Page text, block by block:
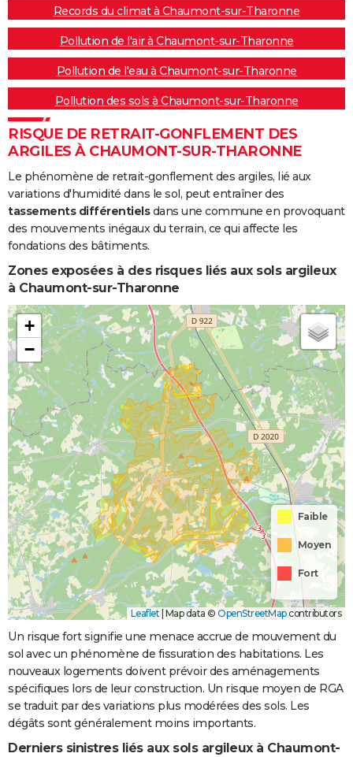
Records du climat à Chaumont-sur-Tharonne
Pollution de l'air à Chaumont-sur-Tharonne
Pollution de l'eau à Chaumont-sur-Tharonne
Pollution des sols à Chaumont-sur-Tharonne
RISQUE DE RETRAIT-GONFLEMENT DES
ARGILES À CHAUMONT-SUR-THARONNE
Le phénomène de retrait-gonflement des argiles, lié aux
variations d'humidité dans le sol, peut entraîner des
tassements différentielsdans une commune en provoquant
des mouvements inégaux du terrain, ce qui affecte les
fondations des bâtiments.
Zones exposées à des risques liés aux sols argileux
à Chaumont-sur-Tharonne
+
−
Faible
Moyen
Fort
Leaflet Map data © OpenStreetMapcontributors
Un risque fort signifie une menace accrue de mouvement du
sol avec un phénomène de fissuration des habitations. Les
nouveaux logements doivent prévoir des aménagements
spécifiques lors de leur construction. Un risque moyen de RGA
se traduit par des variations plus modérées des sols. Les
dégâts sont généralement moins importants.
Derniers sinistres liés aux sols argileux à Chaumont-